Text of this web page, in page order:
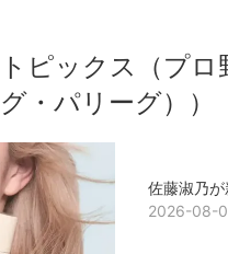
トピックス（プ
グ・パリーグ））
佐藤淑乃が
2026-08-